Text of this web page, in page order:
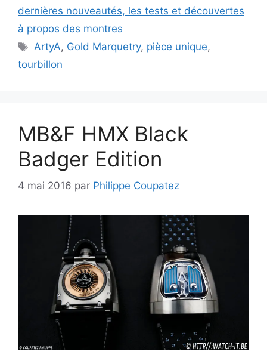
dernières nouveautés, les tests et découvertes
à propos des montres
Étiquettes
ArtyA, Gold Marquetry, pièce unique,
tourbillon
MB&F HMX Black
Badger Edition
4 mai 2016 par Philippe Coupatez